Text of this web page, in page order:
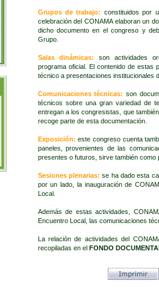
Grupos de trabajo: constituidos por
celebración del CONAMA elaboran un
dicho documento en el congreso y
Grupo.
Salas dinámicas:
son actividades
programa oficial. El contenido de estas
técnico a presentaciones institucionales
Comunicaciones técnicas: son
técnicos sobre una gran variedad de
entregan a los congresistas, que
recoge parte de esta documentación.
Exposición: este congreso cuenta
paneles, provenientes de las
presentes o futuros, sirve también como
Sesiones plenarias: se ha dado esta
por un lado, la inauguración de
Local.
Además de estas actividades,
Encuentro Local, las comunicaciones
La relación de actividades del
recopiladas en el FONDO